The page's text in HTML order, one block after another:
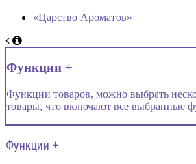
«Царство Ароматов»
Функции +
Функции товаров, можно выбрать
товары, что включают все выбранные
Функции +